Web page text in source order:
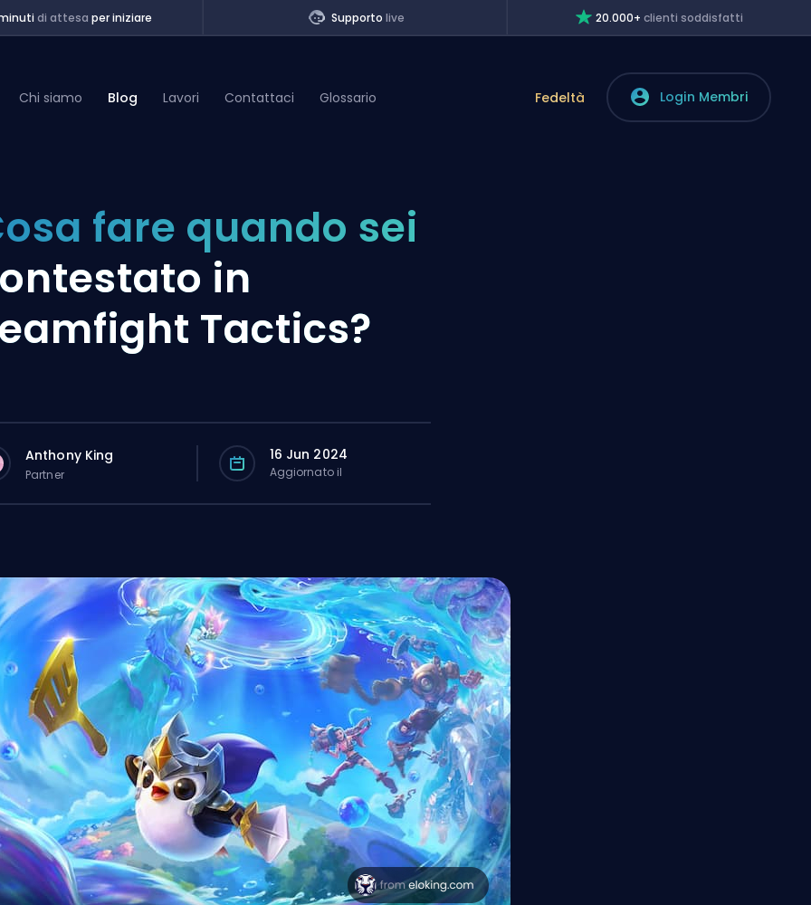
di attesa per iniziare Supporto live 20.000+clienti soddisfatti
Chi siamo Blog Lavori Contattaci Glossario Fedeltà Login Membri
fare quando sei
in
Tactics?
Anthony King
Partner
16 Jun 2024
Aggiornato il